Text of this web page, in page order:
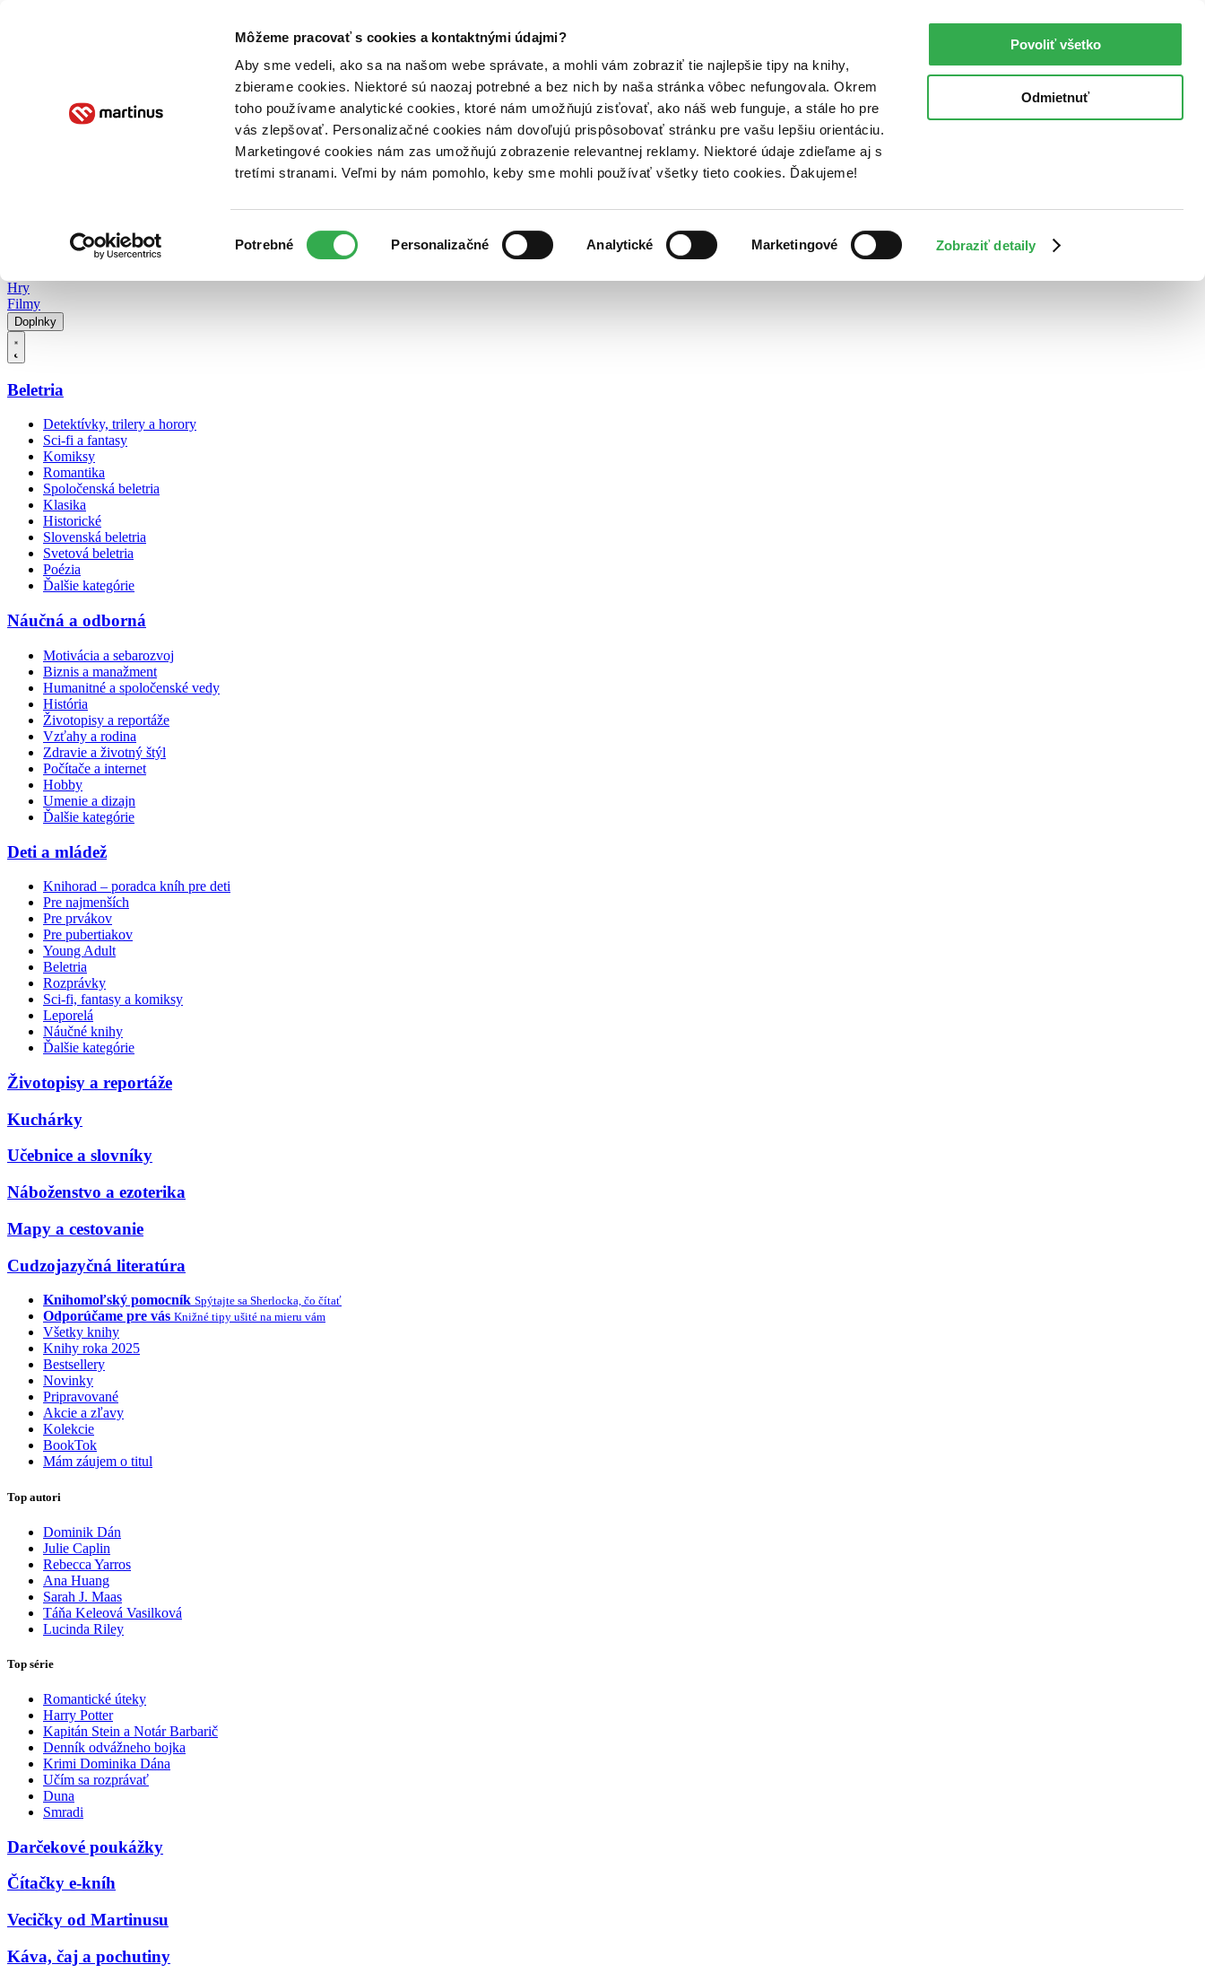
Môžeme pracovať s cookies a kontaktnými údajmi?
Aby sme vedeli, ako sa na našom webe správate, a mohli vám zobraziť tie najlepšie tipy na knihy,
zbierame cookies. Niektoré sú naozaj potrebné a bez nich by naša stránka vôbec nefungovala. Okrem
toho používame analytické cookies, ktoré nám umožňujú zisťovať, ako náš web funguje, a stále ho pre
vás zlepšovať. Personalizačné cookies nám dovoľujú prispôsobovať stránku pre vašu lepšiu orientáciu.
Marketingové cookies nám zas umožňujú zobrazenie relevantnej reklamy. Niektoré údaje zdieľame aj s
tretími stranami. Veľmi by nám pomohlo, keby sme mohli používať všetky tieto cookies. Ďakujeme!
súhlasu
Potrebné Personalizačné Analytické Marketingové Zobraziť detaily
Povoliť všetko
Odmietnuť
Poukážky Kontakt
Hry
Filmy
Doplnky
Beletria
Detektívky, trilery a horory
Sci-fi a fantasy
Komiksy
Romantika
Spoločenská beletria
Klasika
Historické
Slovenská beletria
Svetová beletria
Poézia
Ďalšie kategórie
Náučná a odborná
Motivácia a sebarozvoj
Biznis a manažment
Humanitné a spoločenské vedy
História
Životopisy a reportáže
Vzťahy a rodina
Zdravie a životný štýl
Počítače a internet
Hobby
Umenie a dizajn
Ďalšie kategórie
Deti a mládež
Knihorad – poradca kníh pre deti
Pre najmenších
Pre prvákov
Pre pubertiakov
Young Adult
Beletria
Rozprávky
Sci-fi, fantasy a komiksy
Leporelá
Náučné knihy
Ďalšie kategórie
Životopisy a reportáže
Kuchárky
Učebnice a slovníky
Náboženstvo a ezoterika
Mapy a cestovanie
Cudzojazyčná literatúra
Knihomoľský pomocník Spýtajte sa Sherlocka, čo čítať
Odporúčame pre vás Knižné tipy ušité na mieru vám
Všetky knihy
Knihy roka 2025
Bestsellery
Novinky
Pripravované
Akcie a zľavy
Kolekcie
BookTok
Mám záujem o titul
Top autori
Dominik Dán
Julie Caplin
Rebecca Yarros
Ana Huang
Sarah J. Maas
Táňa Keleová Vasilková
Lucinda Riley
Top série
Romantické úteky
Harry Potter
Kapitán Stein a Notár Barbarič
Denník odvážneho bojka
Krimi Dominika Dána
Učím sa rozprávať
Duna
Smradi
Darčekové poukážky
Čítačky e-kníh
Vecičky od Martinusu
Káva, čaj a pochutiny